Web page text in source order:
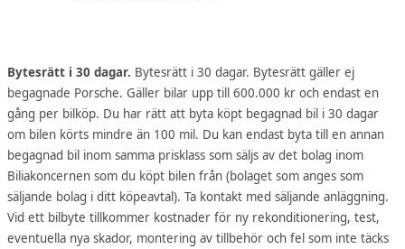
Bytesrätt i 30 dagar. Bytesrätt i 30 dagar. Bytesrätt gäller ej
begagnade Porsche. Gäller bilar upp till 600.000 kr och endast en
gång per bilköp. Du har rätt att byta köpt begagnad bil i 30 dagar
om bilen körts mindre än 100 mil. Du kan endast byta till en annan
begagnad bil inom samma prisklass som säljs av det bolag inom
Biliakoncernen som du köpt bilen från (bolaget som anges som
säljande bolag i ditt köpeavtal). Ta kontakt med säljande anläggning.
Vid ett bilbyte tillkommer kostnader för ny rekonditionering, test,
eventuella nya skador, montering av tillbehör och fel som inte täcks